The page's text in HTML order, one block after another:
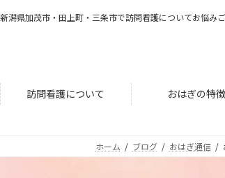
ン
へ
ス
プ
ビ
ョ
ン
動
新潟県加茂市・田上町・三条市で訪問看護についてお悩み
訪問看護について おはぎの特徴
ホーム ブログ おはぎ通信